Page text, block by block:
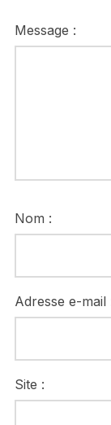
Message :
Nom :
Adresse e-mail
Site :